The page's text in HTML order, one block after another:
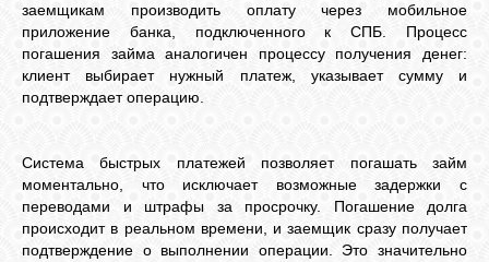
FACEBOOK
заемщикам производить оплату через мобильное
приложение банка, подключенного к СПБ. Процесс
погашения займа аналогичен процессу получения денег:
клиент выбирает нужный платеж, указывает сумму и
подтверждает операцию.
Система быстрых платежей позволяет погашать займ
моментально, что исключает возможные задержки с
переводами и штрафы за просрочку. Погашение долга
происходит в реальном времени, и заемщик сразу получает
подтверждение о выполнении операции. Это значительно